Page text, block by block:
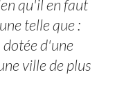
qu'il en faut
telle que :
d'une
ville de plus